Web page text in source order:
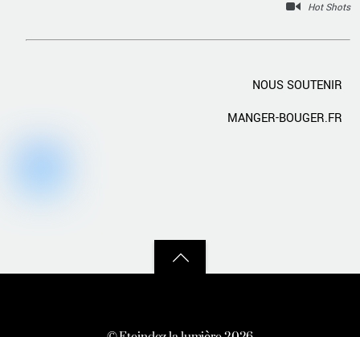
Hot Shots
NOUS SOUTENIR
MANGER-BOUGER.FR
Back